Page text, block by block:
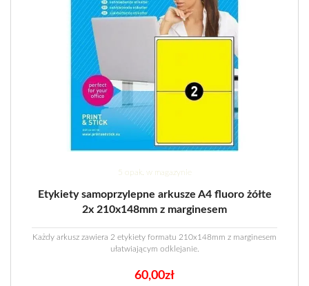
5 opak. w magazynie
Etykiety samoprzylepne arkusze A4 fluoro żółte
2x 210x148mm z marginesem
Każdy arkusz zawiera 2 etykiety formatu 210x148mm z marginesem
ułatwiającym odklejanie.
60,00zł